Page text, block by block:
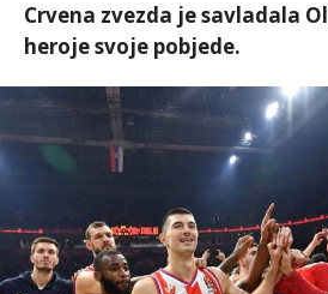
Crvena zvezda je savladala
heroje svoje pobjede.